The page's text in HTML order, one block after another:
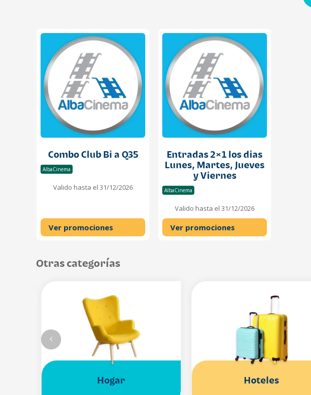
Combo Club Bi a Q35
AlbaCinema
Valido hasta el 31/12/2026
Ver promociones
Entradas 2×1 los dias
Lunes, Martes, Jueves
y Viernes
AlbaCinema
Valido hasta el 31/12/2026
Ver promociones
Otras categorías
Hogar Hoteles